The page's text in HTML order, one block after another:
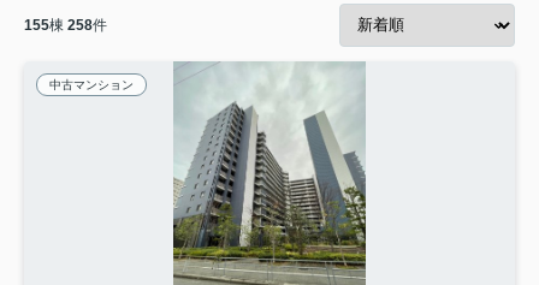
155棟 258件
中古マンション